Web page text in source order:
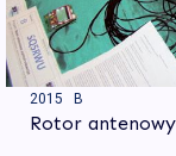
2015 B
Rotor